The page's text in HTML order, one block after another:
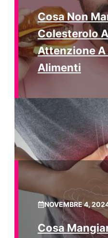
Cosa Non
Colesterolo
Attenzione A
Alimenti
NOVEMBRE 4,
Cosa